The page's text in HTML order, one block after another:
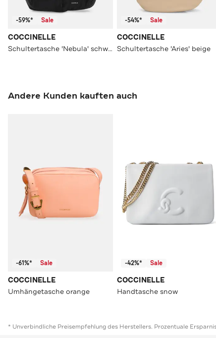
-59%* Sale
COCCINELLE
Schultertasche 'Nebula' schwarz
-54%* Sale
COCCINELLE
Schultertasche 'Aries' beige
Andere Kunden kauften auch
-61%* Sale
COCCINELLE
Umhängetasche orange
-42%* Sale
COCCINELLE
Handtasche snow
* Unverbindliche Preisempfehlung des Herstellers. Prozentuale